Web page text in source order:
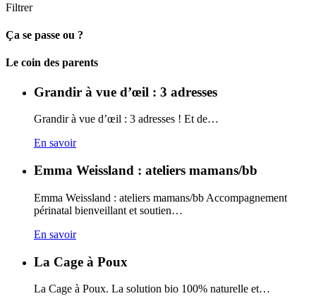
Filtrer
Ça se passe ou ?
Carto
Le coin des parents
Grandir à vue d’œil : 3 adresses
Grandir à vue d’œil : 3 adresses ! Et de…
En savoir
Emma Weissland : ateliers mamans/bb
Emma Weissland : ateliers mamans/bb Accompagnement
périnatal bienveillant et soutien…
En savoir
La Cage à Poux
La Cage à Poux. La solution bio 100% naturelle et…